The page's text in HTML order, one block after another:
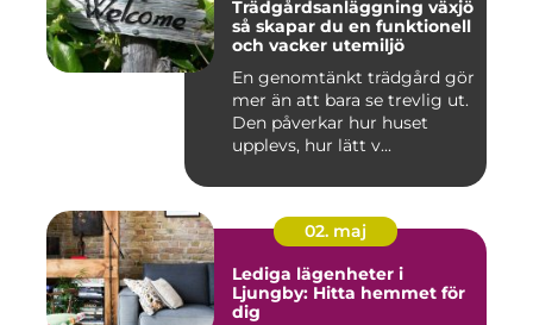
Trädgårdsanläggning växjö
så skapar du en funktionell
och vacker utemiljö
En genomtänkt trädgård gör
mer än att bara se trevlig ut.
Den påverkar hur huset
upplevs, hur lätt v...
02. maj
Lediga lägenheter i
Ljungby: Hitta hemmet för
dig